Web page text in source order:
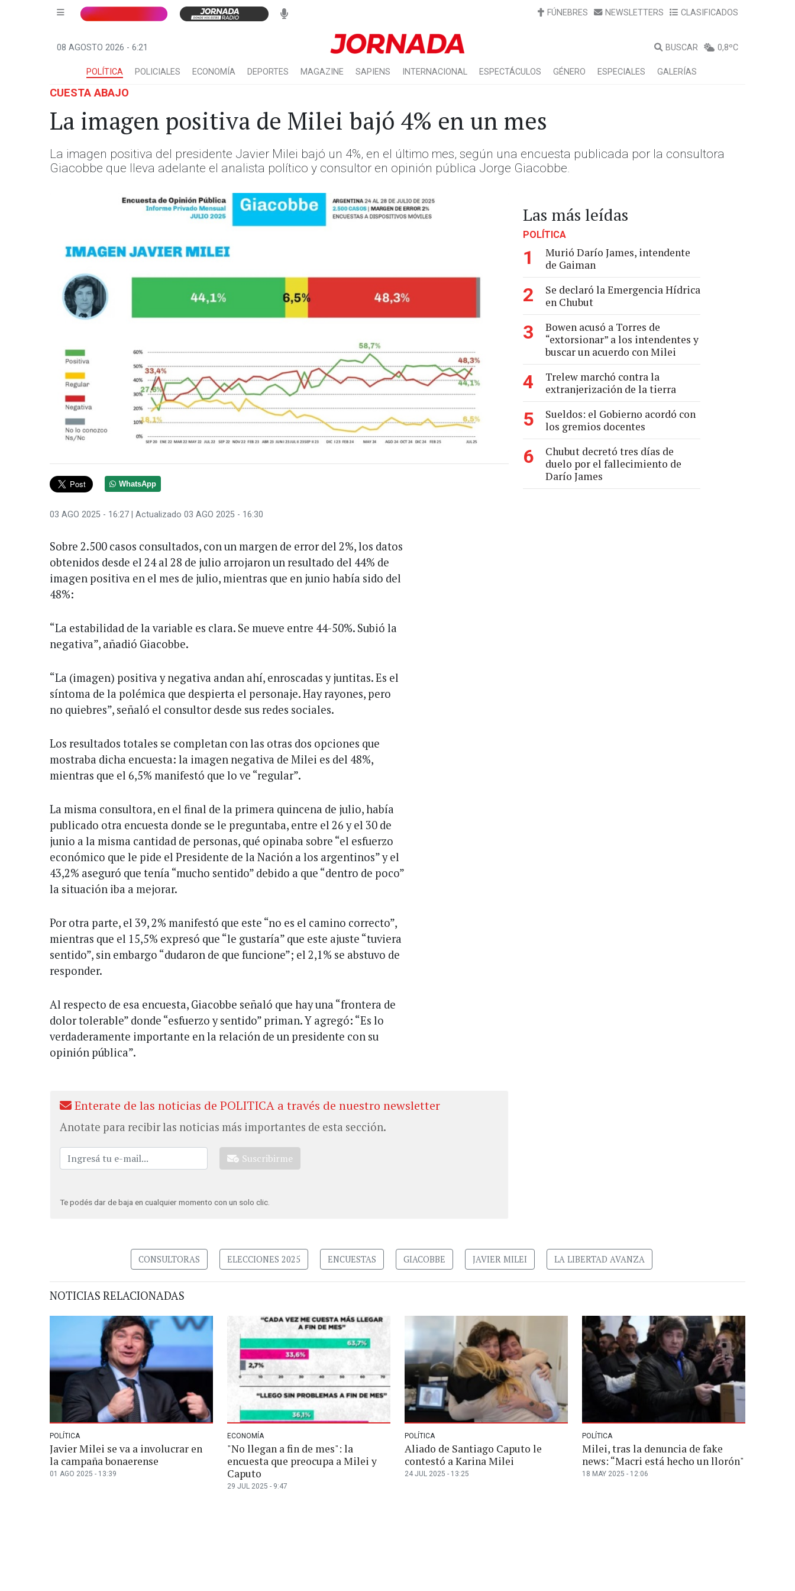
FÚNEBRES NEWSLETTERS CLASIFICADOS
08 AGOSTO 2026 - 6:21 BUSCAR 0,8ºC
POLÍTICA POLICIALES ECONOMÍA DEPORTES MAGAZINE SAPIENS INTERNACIONAL ESPECTÁCULOS GÉNERO ESPECIALES GALERÍAS
CUESTA ABAJO
La imagen positiva de Milei bajó 4% en un mes
La imagen positiva del presidente Javier Milei bajó un 4%, en el último mes, según una encuesta publicada por la consultora
Giacobbe que lleva adelante el analista político y consultor en opinión pública Jorge Giacobbe.
WhatsApp
03 AGO 2025 - 16:27 | Actualizado 03 AGO 2025 - 16:30
Sobre 2.500 casos consultados, con un margen de error del 2%, los datos
obtenidos desde el 24 al 28 de julio arrojaron un resultado del 44% de
imagen positiva en el mes de julio, mientras que en junio había sido del
48%:
“La estabilidad de la variable es clara. Se mueve entre 44-50%. Subió la
negativa”, añadió Giacobbe.
“La (imagen) positiva y negativa andan ahí, enroscadas y juntitas. Es el
síntoma de la polémica que despierta el personaje. Hay rayones, pero
no quiebres”, señaló el consultor desde sus redes sociales.
Los resultados totales se completan con las otras dos opciones que
mostraba dicha encuesta: la imagen negativa de Milei es del 48%,
mientras que el 6,5% manifestó que lo ve “regular”.
La misma consultora, en el final de la primera quincena de julio, había
publicado otra encuesta donde se le preguntaba, entre el 26 y el 30 de
junio a la misma cantidad de personas, qué opinaba sobre “el esfuerzo
económico que le pide el Presidente de la Nación a los argentinos” y el
43,2% aseguró que tenía “mucho sentido” debido a que “dentro de poco”
la situación iba a mejorar.
Por otra parte, el 39, 2% manifestó que este “no es el camino correcto”,
mientras que el 15,5% expresó que “le gustaría” que este ajuste “tuviera
sentido”, sin embargo “dudaron de que funcione”; el 2,1% se abstuvo de
responder.
Al respecto de esa encuesta, Giacobbe señaló que hay una “frontera de
dolor tolerable” donde “esfuerzo y sentido” priman. Y agregó: “Es lo
verdaderamente importante en la relación de un presidente con su
opinión pública”.
Enterate de las noticias de POLITICA a través de nuestro newsletter
Anotate para recibir las noticias más importantes de esta sección.
Suscribirme
Te podés dar de baja en cualquier momento con un solo clic.
Las más leídas
POLÍTICA
1
Murió Darío James, intendente
de Gaiman
2
Se declaró la Emergencia Hídrica
en Chubut
3
Bowen acusó a Torres de
“extorsionar” a los intendentes y
buscar un acuerdo con Milei
4
Trelew marchó contra la
extranjerización de la tierra
5
Sueldos: el Gobierno acordó con
los gremios docentes
6
Chubut decretó tres días de
duelo por el fallecimiento de
Darío James
CONSULTORAS ELECCIONES 2025 ENCUESTAS GIACOBBE JAVIER MILEI LA LIBERTAD AVANZA
NOTICIAS RELACIONADAS
POLÍTICA
Javier Milei se va a involucrar en
la campaña bonaerense
01 AGO 2025 - 13:39
ECONOMÍA
"No llegan a fin de mes": la
encuesta que preocupa a Milei y
Caputo
29 JUL 2025 - 9:47
POLÍTICA
Aliado de Santiago Caputo le
contestó a Karina Milei
24 JUL 2025 - 13:25
POLÍTICA
Milei, tras la denuncia de fake
news: “Macri está hecho un llorón"
18 MAY 2025 - 12:06